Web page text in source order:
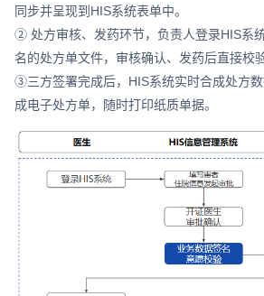
同步并呈现到HIS系统表单中。
② 处方审核、发药环节，负责人登录HIS系
名的处方单文件，审核确认、发药后直接校
③三方签署完成后，HIS系统实时合成处方
成电子处方单，随时打印纸质单据。